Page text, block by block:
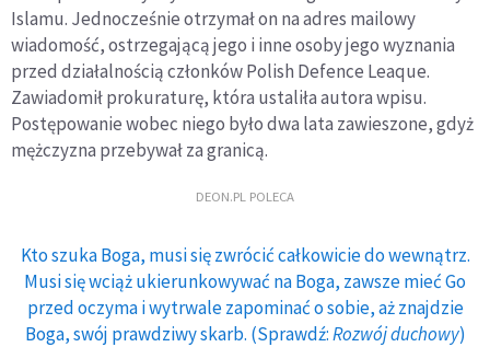
Islamu. Jednocześnie otrzymał on na adres mailowy
wiadomość, ostrzegającą jego i inne osoby jego wyznania
przed działalnością członków Polish Defence Leaque.
Zawiadomił prokuraturę, która ustaliła autora wpisu.
Postępowanie wobec niego było dwa lata zawieszone, gdyż
mężczyzna przebywał za granicą.
DEON.PL POLECA
Kto szuka Boga, musi się zwrócić całkowicie do wewnątrz.
Musi się wciąż ukierunkowywać na Boga, zawsze mieć Go
przed oczyma i wytrwale zapominać o sobie, aż znajdzie
Boga, swój prawdziwy skarb. (Sprawdź:Rozwój duchowy)